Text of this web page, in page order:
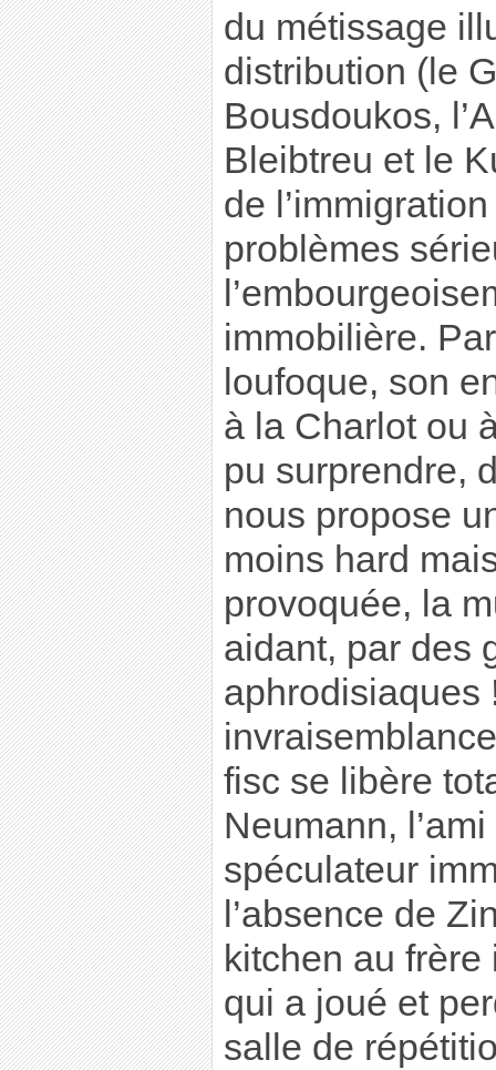
du métissage
distribution (le
Bousdoukos,
Bleibtreu et le
de
problèmes
immobilière.
loufoque, son
à la Charlot ou
pu surprendre,
nous propose
moins hard
provoquée, la
aidant, par des
aphrodisiaques
fisc se libère
Neumann,
spéculateur
l’absence de
kitchen au
qui a joué et
salle de